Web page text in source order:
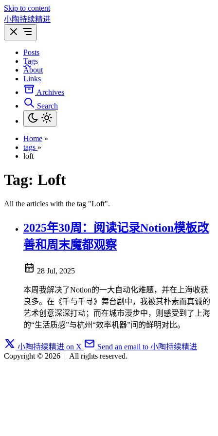
Skip to content
小陶持续精进
Posts
Tags
About
Links
Archives
Search
Home »
tags »
loft
Tag: Loft
All the articles with the tag "Loft".
2025年30周：阅读记录Notion模板改
善和周末魔都观察
28 Jul, 2025
本周我解决了Notion的一大自动化难题，并在上海收获
良多。在《千与千寻》舞台剧中，我被其朴素而真诚的
艺术创意深深打动；而在城市漫步中，则感受到了上海
的“生活质感”与杭州“效率机器”间的鲜明对比。
小陶持续精进 on X
Send an email to 小陶持续精进
Copyright © 2026 | All rights reserved.